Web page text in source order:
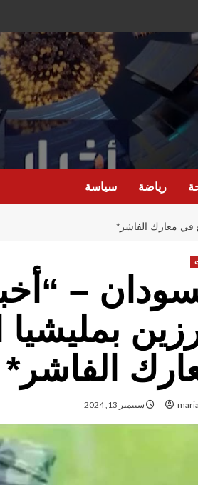
رياضة سياسة
في معارك الفاشر*
–
الفاشر*
سبتمبر 13, 2024